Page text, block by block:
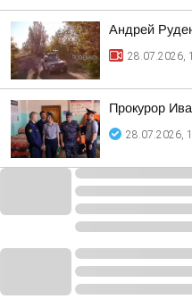
Андрей
28.07.2026,
Прокурор
28.07.2026,